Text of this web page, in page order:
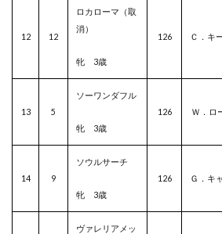
12 12
ロカローマ（取
消）
牝 3歳
126 Ｃ．キ
13 5
ソーワンダフル
牝 3歳
126 Ｗ．ロ
14 9
ソウルサーチ
牝 3歳
126 Ｇ．キ
ヴァレリアメッ